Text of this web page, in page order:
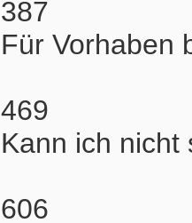
387
Für Vorhaben
469
Kann ich nicht
606